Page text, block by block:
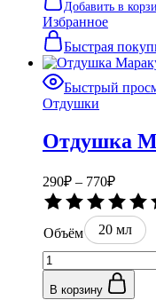
Добавить в
Избранное
Быстрая
Быстрый
Отдушки
Отдушка
290₽ – 770₽
цен:
290₽
–
770₽
Объём 20 мл
Количество
товара
Отдушка
В корзину